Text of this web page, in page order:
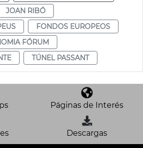
JOAN RIBÓ
FONDOS EUROPEOS
FÓRUM
TÚNEL PASSANT
Páginas de Interés
Descargas